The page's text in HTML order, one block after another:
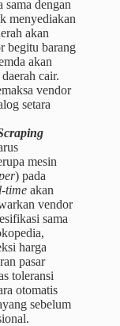
sama dengan
menyediakan
akan
begitu barang
akan
cair.
vendor
setara
mesin
) pada
time akan
vendor
sama
harga
pasar
toleransi
otomatis
sebelum